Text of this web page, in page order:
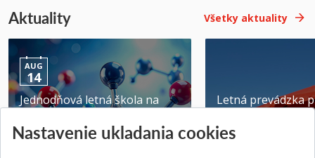
Aktuality Všetky aktuality
AUG
14
Jednodňová letná škola na
Pridané 28.07.2026
Letná prevádzka
Pridané 23.06.2026
Nastavenie ukladania cookies